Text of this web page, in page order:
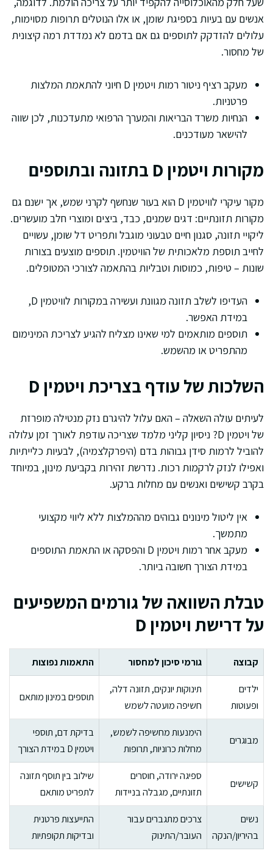
אנשים עם בעיות בספיגת שומן, או אלו הנוטלים תרופות מסוימות,
עלולים להזדקק לתוספים גם אם בדמם לא נמדדת רמה קיצונית
של מחסור.
מעקב רציף ניטור רמות ויטמין D חיוני להתאמת המלצות
פרטניות.
הנחיות משרד הבריאות והמערך הרפואי מתעדכנות, לכן שווה
להישאר מעודכנים.
מקורות ויטמין D בתזונה ובתוספים
מקור עיקרי לוויטמין D הוא בעור שנחשף לקרני שמש, אך ישנם גם
מקורות תזונתיים: דגים שמנים, כבד, ביצים ומוצרי חלב מועשרים.
ליקויי תזונה, סגנון חיים טבעוני מוגבל ותפריט דל שומן, עשויים
לחייב תוספת מלאכותית של הוויטמין. תוספים מוצעים בצורות
שונות – טיפות, כמוסות וטבליות בהתאמה לצורכי המטופלים.
העדיפו לשלב תזונה מגוונת ועשירה במקורות לוויטמין D,
במידת האפשר.
תוספים מותאמים למי שאינו מצליח להגיע לצריכת המינימום
מהתפריט או מהשמש.
השלכות של עודף בצריכת ויטמין D
לעיתים עולה השאלה – האם עלול להיגרם נזק מנטילה מופרזת
של ויטמין D? ניסיון קליני מלמד שצריכה עודפת לאורך זמן עלולה
להוביל לרמות סידן גבוהות בדם (היפרקלצמיה), לבעיות כלייתיות
ואפילו לנזק לרקמות רכות. נדרשת זהירות בקביעת מינון, במיוחד
בקרב קשישים ואנשים עם מחלות ברקע.
אין ליטול מינונים גבוהים מההמלצות ללא ליווי מקצועי
מתמשך.
מעקב אחר רמות ויטמין D והפסקה או התאמת התוספים
במידת הצורך חשובה ביותר.
טבלת השוואה של גורמים המשפיעים
על דרישת ויטמין D
קבוצה גורמי סיכון למחסור
התאמות נפוצות
ילדים
ופעוטות
תינוקות יונקים, תזונה דלה,
חשיפה מועטה לשמש
תוספים במינון מותאם
מבוגרים
הימנעות מחשיפה לשמש,
מחלות כרוניות, תרופות
בדיקת דם, תוספי
ויטמין D במידת הצורך
קשישים
ספיגה ירודה, חוסרים
תזונתיים, מגבלה בניידות
שילוב בין תוסף תזונה
לתפריט מותאם
נשים
בהיריון/הנקה
צרכים מתגברים עבור
העובר/התינוק
התייעצות פרטנית
ובדיקות תקופתיות